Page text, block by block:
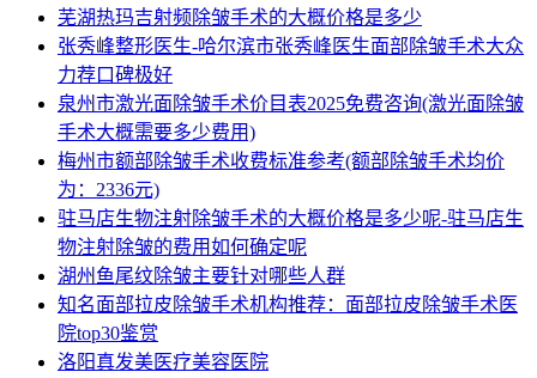
芜湖热玛吉射频除皱手术的大概价格是多少
张秀峰整形医生-哈尔滨市张秀峰医生面部除皱手术大众
力荐口碑极好
泉州市激光面除皱手术价目表2025免费咨询(激光面除皱
手术大概需要多少费用)
梅州市额部除皱手术收费标准参考(额部除皱手术均价
为：2336元)
驻马店生物注射除皱手术的大概价格是多少呢-驻马店生
物注射除皱的费用如何确定呢
湖州鱼尾纹除皱主要针对哪些人群
知名面部拉皮除皱手术机构推荐：面部拉皮除皱手术医
院top30鉴赏
洛阳真发美医疗美容医院